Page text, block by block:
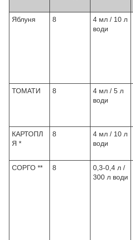
Яблуня 8
4 мл / 10 л
води
ТОМАТИ
8
4 мл / 5 л
води
КАРТОПЛ
Я *
8
4 мл / 10 л
води
СОРГО **
8
0,3-0,4 л /
300 л води